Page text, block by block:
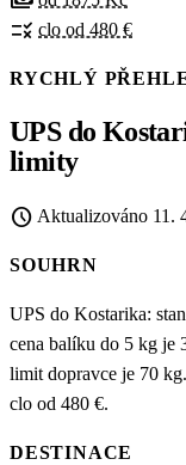
rule clo od 480 €
RYCHLÝ
UPS do
limity
schedule Aktualizováno 11.
SOUHRN
UPS do Kostarika:
cena balíku do 5 kg je
limit dopravce je 70
clo od 480 €.
DESTINACE